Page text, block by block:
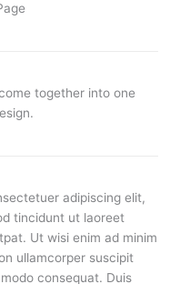
together into one
adipiscing elit,
tincidunt ut laoreet
Ut wisi enim ad minim
ullamcorper suscipit
consequat. Duis